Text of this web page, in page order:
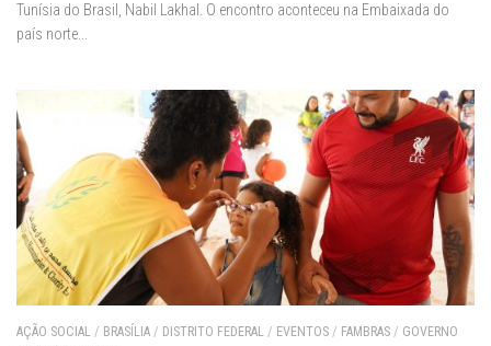
Tunísia do Brasil, Nabil Lakhal. O encontro aconteceu na Embaixada do
país norte...
AÇÃO SOCIAL / BRASÍLIA / DISTRITO FEDERAL / EVENTOS / FAMBRAS / GOVERNO